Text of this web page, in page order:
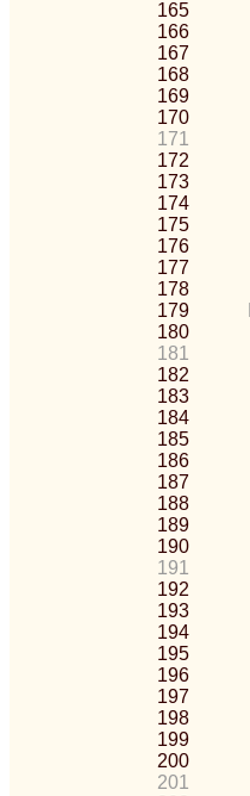
165
166
167
168
169
170
171
172
173
174
175
176
177
178
179
180
181
182
183
184
185
186
187
188
189
190
191
192
193
194
195
196
197
198
199
200
201